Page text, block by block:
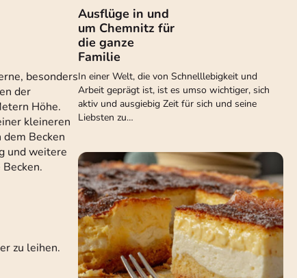
besonders
der
Höhe.
kleineren
Becken
und weitere
zu leihen.
Ausflüge in und
um Chemnitz für
die ganze
Familie
In einer Welt, die von Schnelllebigkeit und
Arbeit geprägt ist, ist es umso wichtiger, sich
aktiv und ausgiebig Zeit für sich und seine
Liebsten zu…